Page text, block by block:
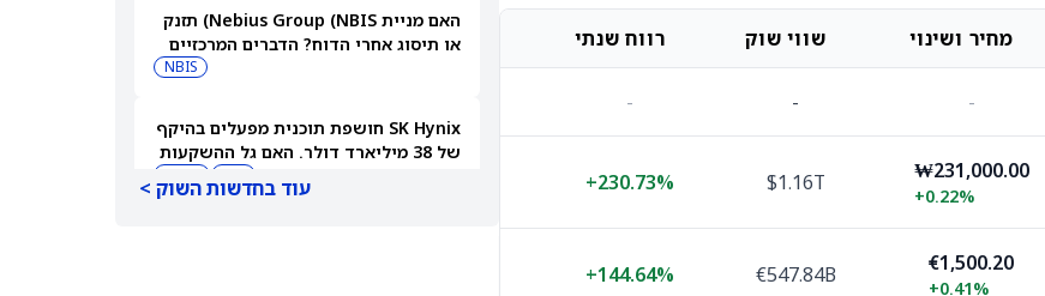
מחיר ושינוי שווי שוק רווח שנתי קונצנזוס אנליסטים מחיר יעד אנליסטים
-
-
-
₩231,000.00
+0.22%
$1.16T
+230.73%
₩485,007.09
€1,500.20
+0.41%
€547.84B
+144.64%
האם מניית Nebius Group (NBIS) תזנק
או תיסוג אחרי הדוח? הדברים המרכזיים
NBIS
SK Hynix חושפת תוכנית מפעלים בהיקף
של 38 מיליארד דולר. האם גל ההשקעות
העצום הזה יפגע במניית מיקרוןעוד בחדשות השוק >